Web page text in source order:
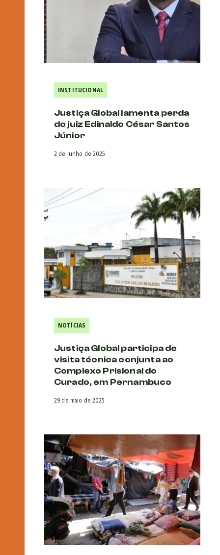
INSTITUCIONAL
Justiça Global lamenta perda
do juiz Edinaldo César Santos
Júnior
2 de junho de 2025
NOTÍCIAS
Justiça Global participa de
visita técnica conjunta ao
Complexo Prisional do
Curado, em Pernambuco
29 de maio de 2025